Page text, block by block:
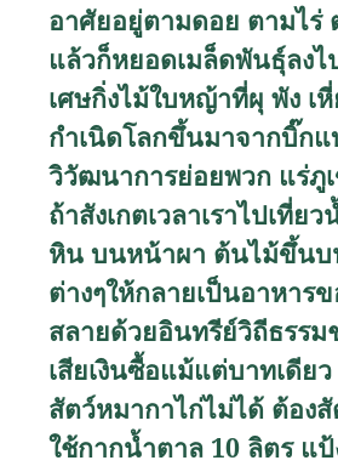
อาศัยอยู่ตามดอย ตามไร่
แล้วก็หยอดเมล็ดพันธุ์ลงไ
เศษกิ่งไม้ใบหญ้าที่ผุ พัง
กำเนิดโลกขึ้นมาจากบิ๊กแ
วิวัฒนาการย่อยพวก แร่ภู
ถ้าสังเกตเวลาเราไปเ
หิน บนหน้าผา ต้นไม้ขึ้นบ
ต่างๆให้กลายเป็นอาหาร
สลายด้วยอินทรีย์วิถีธรร
เสียเงินซื้อแม้แต่บาทเดีย
สัตว์หมากาไก่ไม่ได้ ต้อง
ใช้กากน้ำตาล 10 ลิตร แ